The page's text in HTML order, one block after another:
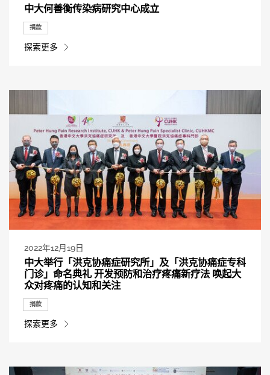
中大何善衡传染病研究中心成立
捐款
探索更多
2022年12月19日
中大举行「洪克协痛症研究所」及「洪克协痛症专科
门诊」命名典礼 开发预防和治疗疼痛新疗法 唤起大
众对疼痛的认知和关注
捐款
探索更多